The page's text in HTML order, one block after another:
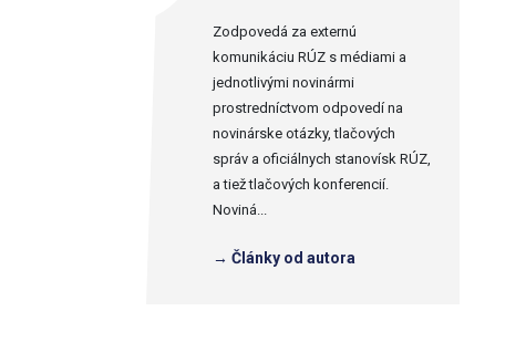
Zodpovedá za externú
komunikáciu RÚZ s médiami a
jednotlivými novinármi
prostredníctvom odpovedí na
novinárske otázky, tlačových
správ a oficiálnych stanovísk RÚZ,
a tiež tlačových konferencií.
Noviná...
→ Články od autora